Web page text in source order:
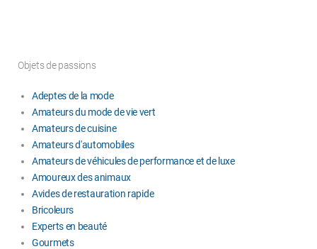
Objets de passions
Adeptes de la mode
Amateurs du mode de vie vert
Amateurs de cuisine
Amateurs d'automobiles
Amateurs de véhicules de performance et de luxe
Amoureux des animaux
Avides de restauration rapide
Bricoleurs
Experts en beauté
Gourmets